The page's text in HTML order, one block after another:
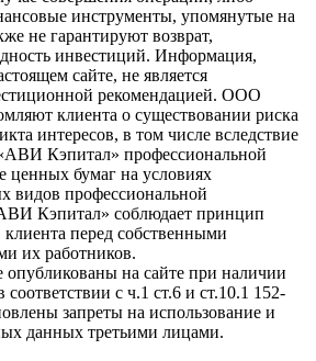
инструменты, упомянутые на
не гарантируют возврат,
инвестиций. Информация,
сайте, не является
рекомендацией. ООО
клиента о существовании риска
интересов, в том числе вследствие
Кэпитал» профессиональной
ценных бумаг на условиях
видов профессиональной
Кэпитал» соблюдает принцип
клиента перед собственными
их работников.
на сайте при наличии
с ч.1 ст.6 и ст.10.1 152-
запреты на использование и
данных третьими лицами.